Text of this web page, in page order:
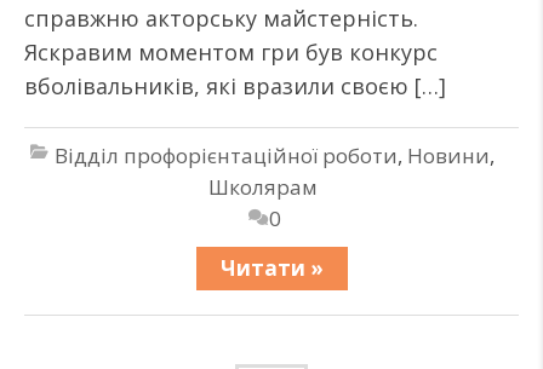
справжню акторську майстерність.
Яскравим моментом гри був конкурс
вболівальників, які вразили своєю […]
Відділ профорієнтаційної роботи, Новини,
Школярам
0
Читати »